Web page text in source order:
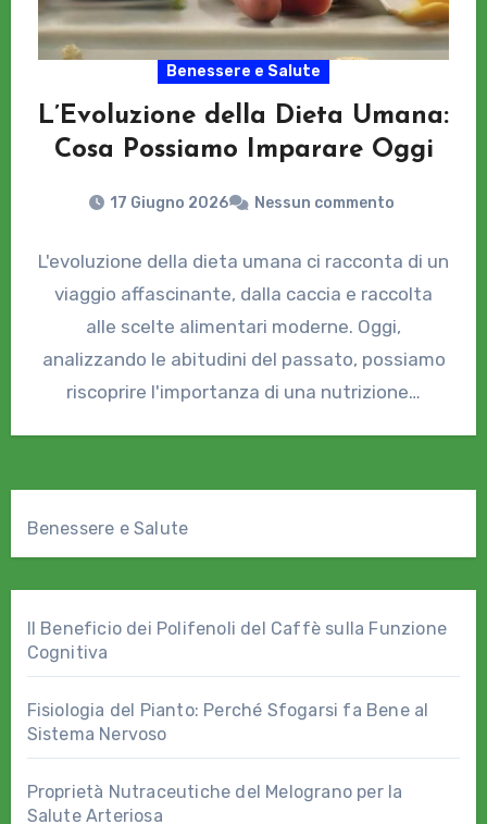
Benessere e Salute
L’Evoluzione della Dieta Umana:
Cosa Possiamo Imparare Oggi
17 Giugno 2026 Nessun commento
L'evoluzione della dieta umana ci racconta di un
viaggio affascinante, dalla caccia e raccolta
alle scelte alimentari moderne. Oggi,
analizzando le abitudini del passato, possiamo
riscoprire l'importanza di una nutrizione…
Benessere e Salute
Il Beneficio dei Polifenoli del Caffè sulla Funzione
Cognitiva
Fisiologia del Pianto: Perché Sfogarsi fa Bene al
Sistema Nervoso
Proprietà Nutraceutiche del Melograno per la
Salute Arteriosa